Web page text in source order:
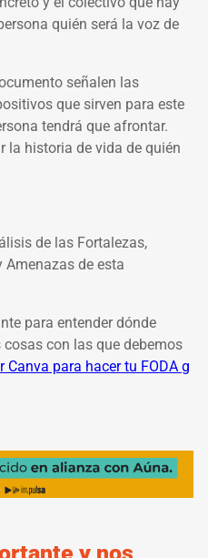
quién será la voz de
señalen las
que sirven para este
tendrá que afrontar.
la historia de vida de quién
de las Fortalezas,
Amenazas de esta
para entender dónde
con las que debemos
Canva para hacer tu FODA g